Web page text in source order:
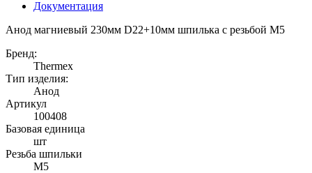
Документация
Анод магниевый 230мм D22+10мм шпилька с резьбой М5
Бренд:
Thermex
Тип изделия:
Анод
Артикул
100408
Базовая единица
шт
Резьба шпильки
М5